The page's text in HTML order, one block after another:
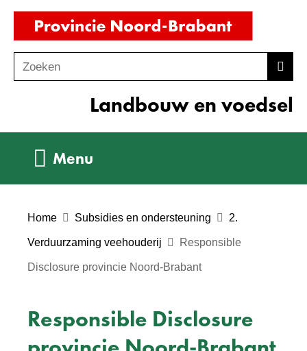
Ga
de
inhoud
o
Zoeken
Landbouw en voedsel
Menu
Home Subsidies en ondersteuning 2.
Verduurzaming veehouderij Responsible
Disclosure provincie Noord-Brabant
Responsible Disclosure